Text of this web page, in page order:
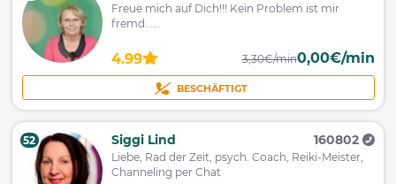
Freue mich auf Dich!!! Kein Problem ist mir
fremd......
4.99 3,30€/min0,00€/min
BESCHÄFTIGT
52 Siggi Lind 160802
Liebe, Rad der Zeit, psych. Coach, Reiki-Meister,
Channeling per Chat